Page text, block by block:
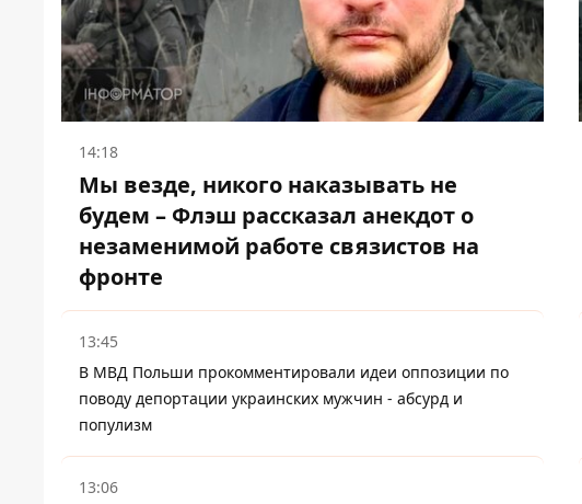
14:18
Мы везде, никого наказывать не
будем – Флэш рассказал анекдот о
незаменимой работе связистов на
фронте
13:45
В МВД Польши прокомментировали идеи оппозиции по
поводу депортации украинских мужчин - абсурд и
популизм
13:06